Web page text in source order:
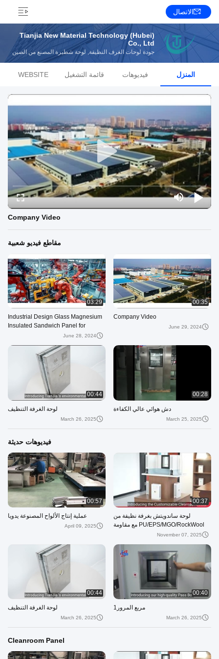
الاتصال
Tianjia New Material Technology (Hubei)
Co., Ltd
جودة لوحات الغرف النظيفة, لوحة شطيرة المصنع من الصين
المنزل فيديوهات قائمة التشغيل WEBSITE
Company Video
مقاطع فيديو شعبية
00:35
Company Video
June 29, 2024
03:29
Industrial Design Glass Magnesium
Insulated Sandwich Panel for
Cleanroom ConstructionJune 28, 2024
00:28
دش هوائي عالي الكفاءة
March 25, 2025
00:44
لوحة الغرفة التنظيف
March 26, 2025
فيديوهات حديثة
00:37
لوحة ساندويتش بغرفة نظيفة من
PU/EPS/MGO/RockWool مع مقاومة
للحريق/عزل الصوت/خفيفة الوزن للغرفة
November 07, 2025
00:57
عملية إنتاج الألواح المصنوعة يدويا
April 09, 2025
00:40
مربع المرور1
March 26, 2025
00:44
لوحة الغرفة التنظيف
March 26, 2025
Cleanroom Panel